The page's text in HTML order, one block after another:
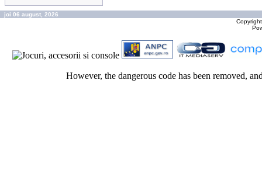
joi 06 august, 2026
However, the dangerous code has been removed,